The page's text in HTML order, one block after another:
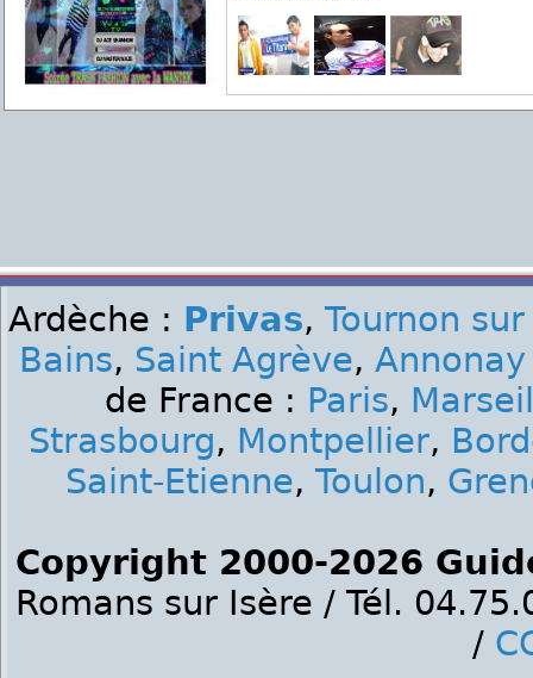
Ardèche : Privas, Tournon
Bains, Saint Agrève, Annonay
de France : Paris,
Strasbourg, Montpellier,
Saint-Etienne, Toulon,
Copyright 2000-2026
Romans sur Isère / Tél.
/